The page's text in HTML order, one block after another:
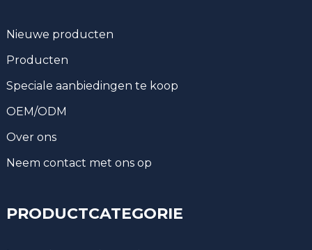
Nieuwe producten
Producten
Speciale aanbiedingen te koop
OEM/ODM
Over ons
Neem contact met ons op
PRODUCTCATEGORIE